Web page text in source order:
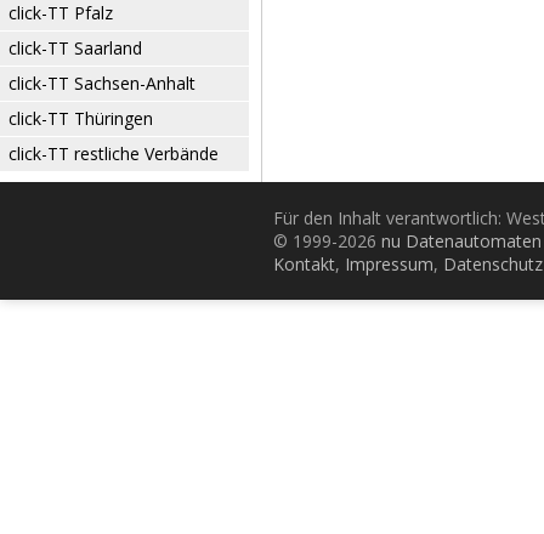
click-TT Pfalz
click-TT Saarland
click-TT Sachsen-Anhalt
click-TT Thüringen
click-TT restliche Verbände
Für den Inhalt verantwortlich:
© 1999-2026 nu
Kontakt, Impressum, Datenschutz